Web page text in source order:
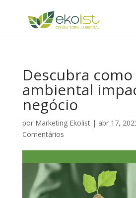
Descubra
ambiental
negócio
por Marketing Ekolist| abr 17,
Comentários